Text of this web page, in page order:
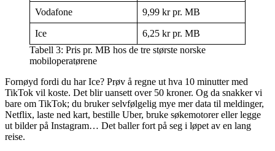
Vodafone 9,99 kr pr. MB
Ice
6,25 kr pr. MB
Tabell 3: Pris pr. MB hos de tre største norske
mobiloperatørene
Fornøyd fordi du har Ice? Prøv å regne ut hva 10 minutter med
TikTok vil koste. Det blir uansett over 50 kroner. Og da snakker vi
bare om TikTok; du bruker selvfølgelig mye mer data til meldinger,
Netflix, laste ned kart, bestille Uber, bruke søkemotorer eller legge
ut bilder på Instagram… Det baller fort på seg i løpet av en lang
reise.